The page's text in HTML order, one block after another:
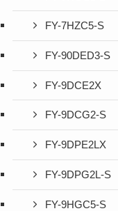
FY-7HZC5-S
FY-90DED3-S
FY-9DCE2X
FY-9DCG2-S
FY-9DPE2LX
FY-9DPG2L-S
FY-9HGC5-S